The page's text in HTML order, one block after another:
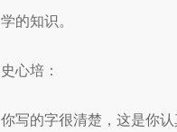
学的知识。
史心培：
你写的字很清楚，这是你